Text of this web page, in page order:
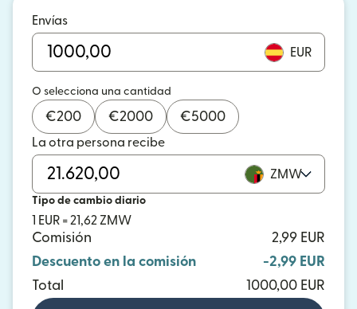
Envías
EUR
O selecciona una cantidad
€200 €2000 €5000
La otra persona recibe
ZMW
Tipo de cambio diario
1 EUR = 21,62 ZMW
Comisión
2,99 EUR
Descuento en la comisión
-2,99 EUR
Total
1000,00 EUR